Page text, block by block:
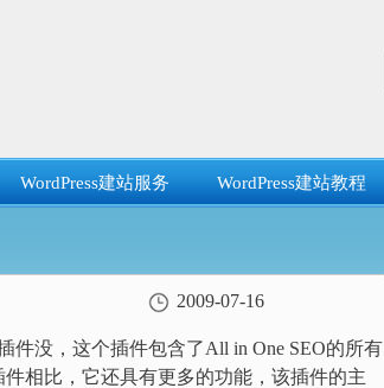
WordPress建站服务 WordPress建站教程
2009-07-16
件没，这个插件包含了All in One SEO的所有
相比，它还具有更多的功能，该插件的主